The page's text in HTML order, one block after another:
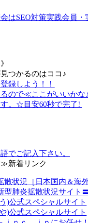
つかるのはココ♪
録しよう！！
ので≪ここがいいか
。☆目安60秒で完了!
でご記入下さい。
新着リンク
散状況［日本国内＆
型肺炎拡散状況サイト
)公式スペシャルサイト
)公式スペシャルサイト